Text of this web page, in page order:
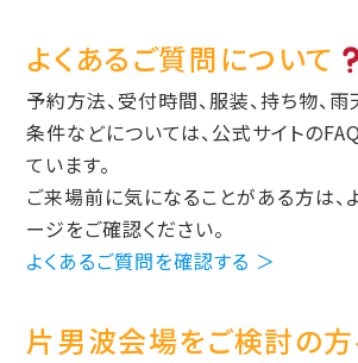
よくあるご質問について
予約方法、受付時間、服装、持ち物、
条件などについては、公式サイトの
ています。
ご来場前に気になることがある方は、
ージをご確認ください。
よくあるご質問を確認する ＞
片男波会場をご検討の